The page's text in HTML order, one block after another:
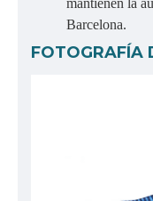
mantienen la
Barcelona.
FOTOGRAFÍA